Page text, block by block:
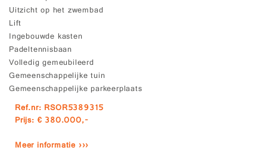
Uitzicht op het zwembad
Lift
Ingebouwde kasten
Padeltennisbaan
Volledig gemeubileerd
Gemeenschappelijke tuin
Gemeenschappelijke parkeerplaats
Ref.nr: RSOR5389315
Prijs: € 380.000,-
Meer informatie ›››